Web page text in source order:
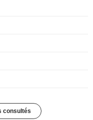
consultés